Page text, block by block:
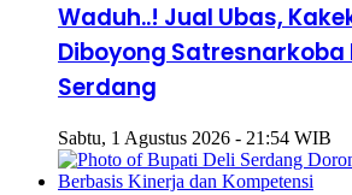
Waduh..! Jual Ubas,
Diboyong Satresnarkoba
Serdang
Sabtu, 1 Agustus 2026 - 21:54 WIB